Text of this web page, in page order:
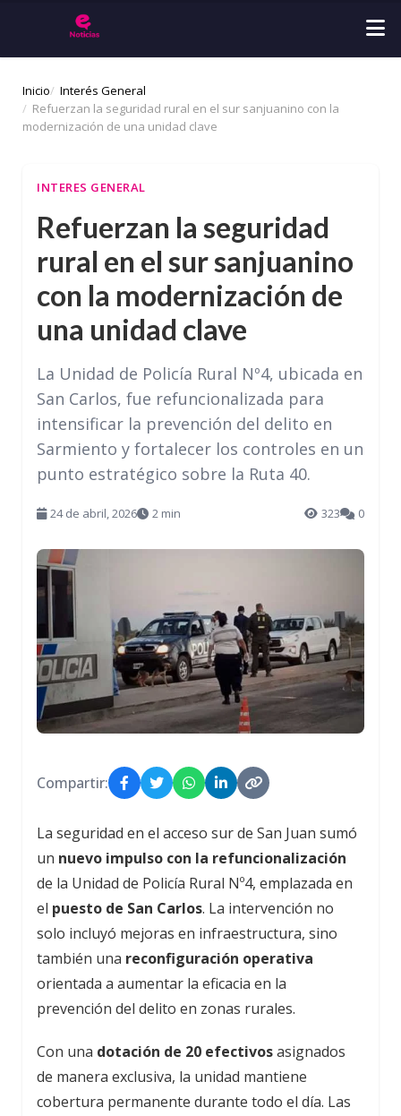
Inicio
Interés General
Refuerzan la seguridad rural en el sur sanjuanino con la
modernización de una unidad clave
INTERES GENERAL
Refuerzan la seguridad
rural en el sur sanjuanino
con la modernización de
una unidad clave
La Unidad de Policía Rural Nº4, ubicada en
San Carlos, fue refuncionalizada para
intensificar la prevención del delito en
Sarmiento y fortalecer los controles en un
punto estratégico sobre la Ruta 40.
24 de abril, 2026 2 min 323 0
Compartir:
La seguridad en el acceso sur de San Juan sumó
un nuevo impulso con la refuncionalización
de la Unidad de Policía Rural Nº4, emplazada en
el puesto de San Carlos. La intervención no
solo incluyó mejoras en infraestructura, sino
también una reconfiguración operativa
orientada a aumentar la eficacia en la
prevención del delito en zonas rurales.
Con una dotación de 20 efectivosasignados
de manera exclusiva, la unidad mantiene
cobertura permanente durante todo el día. Las